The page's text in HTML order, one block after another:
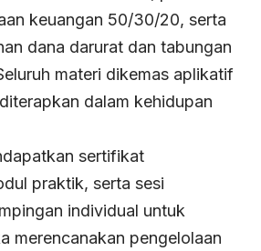
keuangan 50/30/20, serta
dana darurat dan tabungan
materi dikemas aplikatif
dalam kehidupan
sertifikat
praktik, serta sesi
individual untuk
merencanakan pengelolaan